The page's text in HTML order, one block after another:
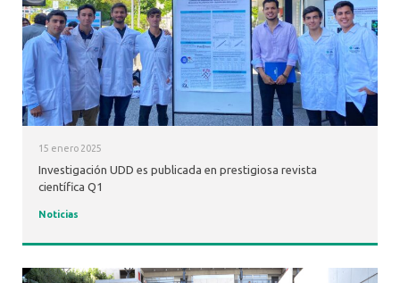
15 enero 2025
Investigación UDD es publicada en prestigiosa revista
científica Q1
Noticias